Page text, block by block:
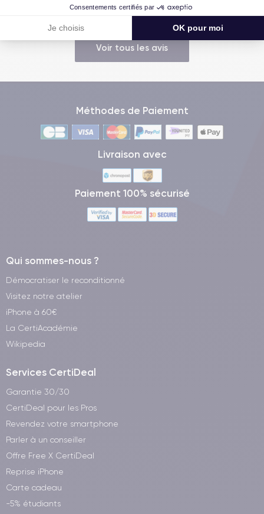
Consentements certifiés par
Je choisis OK pour moi
Voir tous les avis
Méthodes de Paiement
Livraison avec
Paiement 100% sécurisé
Qui sommes-nous ?
Démocratiser le reconditionné
Visitez notre atelier
iPhone à 60€
La CertiAcadémie
Wikipedia
Services CertiDeal
Garantie 30/30
CertiDeal pour les Pros
Revendez votre smartphone
Parler à un conseiller
Offre Free X CertiDeal
Reprise iPhone
Carte cadeau
-5% étudiants